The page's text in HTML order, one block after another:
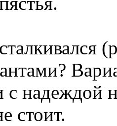
надеждой
стоит.